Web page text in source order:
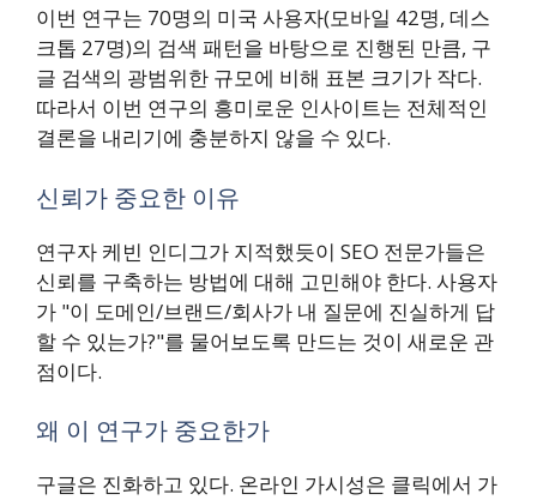
이번 연구는 70명의 미국 사용자(모바일 42명, 데스
크톱 27명)의 검색 패턴을 바탕으로 진행된 만큼, 구
글 검색의 광범위한 규모에 비해 표본 크기가 작다.
따라서 이번 연구의 흥미로운 인사이트는 전체적인
결론을 내리기에 충분하지 않을 수 있다.
신뢰가 중요한 이유
연구자 케빈 인디그가 지적했듯이 SEO 전문가들은
신뢰를 구축하는 방법에 대해 고민해야 한다. 사용자
가 "이 도메인/브랜드/회사가 내 질문에 진실하게 답
할 수 있는가?"를 물어보도록 만드는 것이 새로운 관
점이다.
왜 이 연구가 중요한가
구글은 진화하고 있다. 온라인 가시성은 클릭에서 가